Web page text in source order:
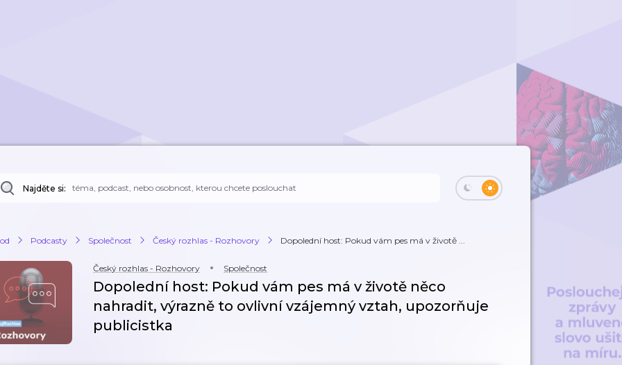
Najděte si:
Podcasty Společnost Český rozhlas - Rozhovory Dopolední host: Pokud vám pes má v životě ...
Český rozhlas - Rozhovory Společnost
Dopolední host: Pokud vám pes má v životě něco
nahradit, výrazně to ovlivní vzájemný vztah, upozorňuje
publicistka